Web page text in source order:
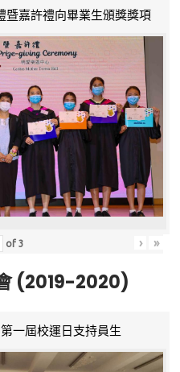
暨嘉許禮向畢業生頒獎獎項
of3 › »
(2019-2020)
一屆校運日支持員生